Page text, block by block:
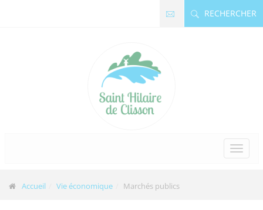
RECHERCHER
Accueil Vie économique Marchés publics